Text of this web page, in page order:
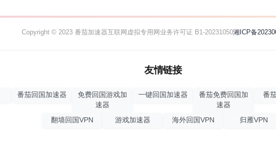
Copyright © 2023 番茄加速器互联网虚拟专用网业务许可证 B1-20231050湘ICP备
友情链接
番茄回国加速器
免费回国游戏加
速器
一键回国加速器
番茄免费回国加
速器
番
翻墙回国VPN 游戏加速器 海外回国VPN 归雁VPN